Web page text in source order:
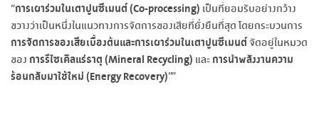
“การเผาร่วมในเตาปูนซีเมนต์ (Co-processing) เป็นที่ยอมรับอย่างกว้าง
ขวางว่าเป็นหนึ่งในแนวทางการจัดการของเสียที่ยั่งยืนที่สุด โดยกระบวนการ
การจัดการของเสียเบื้องต้นและการเผาร่วมในเตาปูนซีเมนต์จัดอยู่ในหมวด
ของการรีไซเคิลแร่ธาตุ (Mineral Recycling) และการนำพลังงานความ
ร้อนกลับมาใช้ใหม่ (Energy Recovery)””